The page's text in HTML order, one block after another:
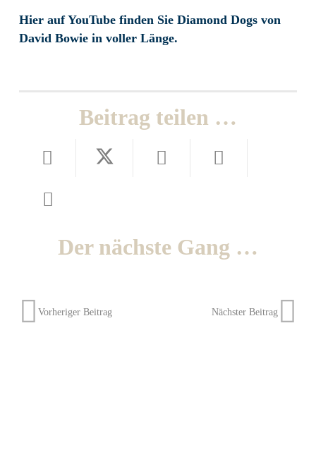
Hier auf YouTube finden Sie Diamond Dogs von
David Bowie in voller Länge.
Beitrag teilen …
Der nächste Gang …
Vorheriger Beitrag Nächster Beitrag